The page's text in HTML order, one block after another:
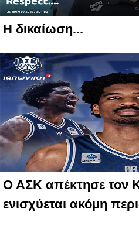
Η δικαίωση...
Ο ΑΣΚ απέκτησε τον
ενισχύεται ακόμη